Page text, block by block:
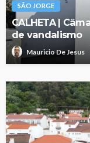
SÃO JORGE
CALHETA |
de vandalismo
Mauricio De Jesus